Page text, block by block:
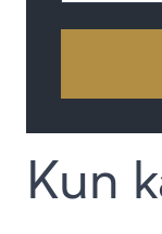
Kun